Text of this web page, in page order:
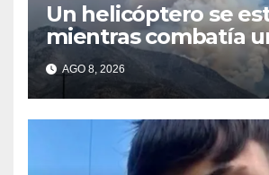
Un helicóptero se
mientras combatía
incendio forestal en
AGO 8, 2026